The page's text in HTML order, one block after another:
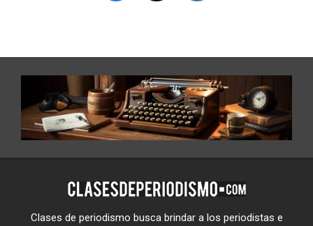
Clases de periodismo busca brindar a los periodistas e